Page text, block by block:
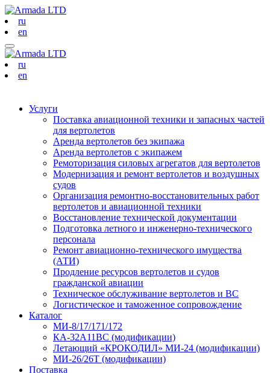
ru
en
ru
en
Услуги
Поставка авиационной техники и запасных частей
для вертолетов
Аренда вертолетов без экипажа
Аренда вертолетов с экипажем
Ремоторизация силовых агрегатов для вертолетов
Модернизация и ремонт вертолетов и воздушных
судов
Организация ремонтно-восстановительных работ
вертолетов и авиационной техники
Восстановление технической документации
Подготовка летного и инженерно-технического
персонала
Ремонт авиационно-технического имущества
(АТИ)
Продление ресурсов вертолетов и судов
гражданской авиации
Техническое обслуживание вертолетов и ВС
Логистическое и таможенное сопровождение
Каталог
МИ-8/17/171/172
КА-32А11ВС (модификации)
Летающий «КРОКОДИЛ» МИ-24 (модификации)
МИ-26/26Т (модификации)
Поставка